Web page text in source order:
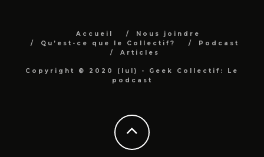
Accueil
Nous joindre
Qu’est-ce que le Collectif?
Podcast
Articles
Copyright © 2020 (lul) - Geek Collectif: Le
podcast